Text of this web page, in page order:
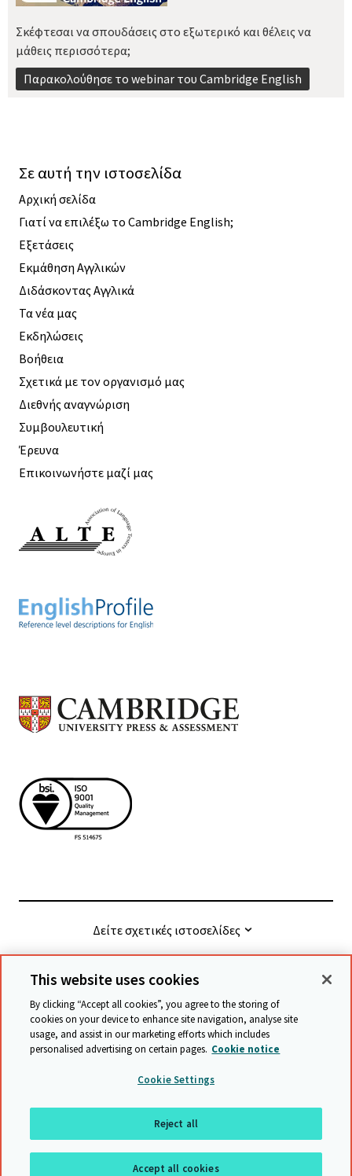
Σκέφτεσαι να σπουδάσεις στο εξωτερικό και θέλεις να
μάθεις περισσότερα;
Παρακολούθησε το webinar του Cambridge English
Σε αυτή την ιστοσελίδα
Αρχική σελίδα
Γιατί να επιλέξω το Cambridge English;
Εξετάσεις
Εκμάθηση Αγγλικών
Διδάσκοντας Αγγλικά
Τα νέα μας
Εκδηλώσεις
Βοήθεια
Σχετικά με τον οργανισμό μας
Διεθνής αναγνώριση
Συμβουλευτική
Έρευνα
Επικοινωνήστε μαζί μας
Δείτε σχετικές ιστοσελίδες
© Cambridge University Press & Assessment
Όροι και προϋποθέσεις
Προστασία δεδομένων
Accessibility statement Statement on modern slavery
Safeguarding policy
Χάρτης ιστότοπου
επιστροφή στην αρχή της σελίδας
This website uses cookies
By clicking “Accept all cookies”, you agree to the storing of
cookies on your device to enhance site navigation, analyse site
usage, and assist in our marketing efforts which includes
personalised advertising on certain pages. Cookie notice
Cookie Settings
Reject all
Accept all cookies